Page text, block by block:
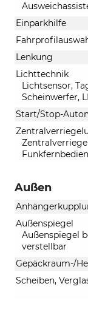
Einparkhilfe
Lenkung
Lichttechnik
Lichtsensor,
Scheinwerfer,
Start/Stop-
Außen
Außenspiegel
Außenspiegel
verstellbar
Gepäckraum-/
Scheiben,